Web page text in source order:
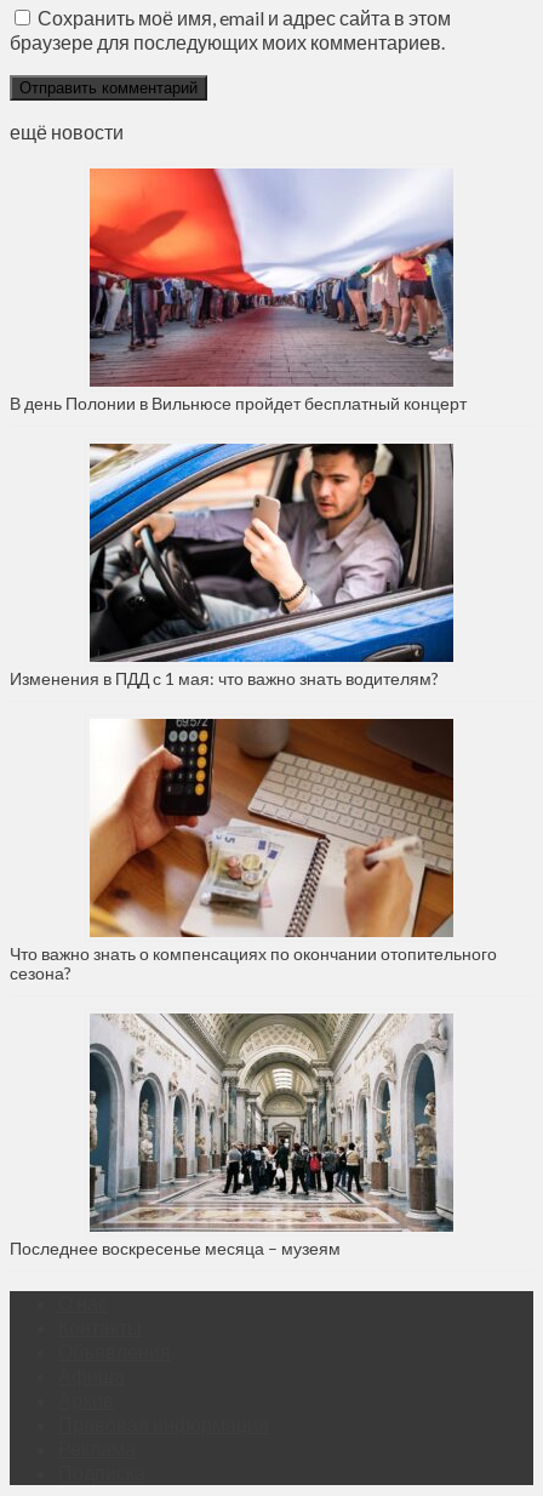
Сохранить моё имя, email и адрес сайта в этом
браузере для последующих моих комментариев.
ещё новости
В день Полонии в Вильнюсе пройдет бесплатный концерт
Изменения в ПДД с 1 мая: что важно знать водителям?
Что важно знать о компенсациях по окончании отопительного
сезона?
Последнее воскресенье месяца – музеям